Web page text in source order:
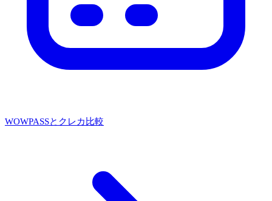
WOWPASSとクレカ比較